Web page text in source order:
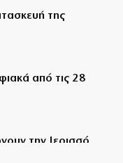
της
από τις 28
την Ιερισσό